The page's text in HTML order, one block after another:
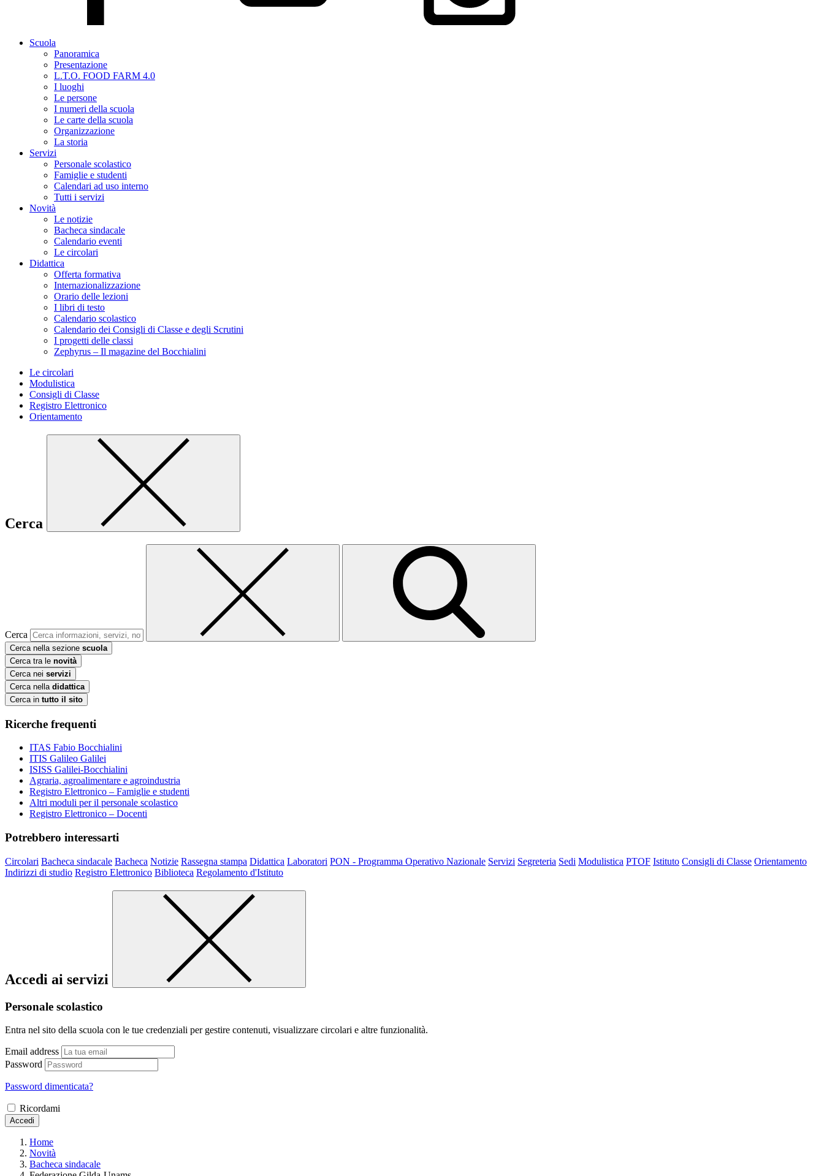
Scuola
Panoramica
Presentazione
L.T.O. FOOD FARM 4.0
I luoghi
Le persone
I numeri della scuola
Le carte della scuola
Organizzazione
La storia
Servizi
Personale scolastico
Famiglie e studenti
Calendari ad uso interno
Tutti i servizi
Novità
Le notizie
Bacheca sindacale
Calendario eventi
Le circolari
Didattica
Offerta formativa
Internazionalizzazione
Orario delle lezioni
I libri di testo
Calendario scolastico
Calendario dei Consigli di Classe e degli Scrutini
I progetti delle classi
Zephyrus – Il magazine del Bocchialini
Le circolari
Modulistica
Consigli di Classe
Registro Elettronico
Orientamento
Cerca
Cerca
Cerca nella sezione scuola
Cerca tra le novità
Cerca nei servizi
Cerca nella didattica
Cerca in tutto il sito
Ricerche frequenti
ITAS Fabio Bocchialini
ITIS Galileo Galilei
ISISS Galilei-Bocchialini
Agraria, agroalimentare e agroindustria
Registro Elettronico – Famiglie e studenti
Altri moduli per il personale scolastico
Registro Elettronico – Docenti
Potrebbero interessarti
Circolari Bacheca sindacale Bacheca Notizie Rassegna stampa Didattica Laboratori PON - Programma Operativo Nazionale Servizi Segreteria Sedi Modulistica PTOF Istituto Consigli di Classe Orientamento
Indirizzi di studio Registro Elettronico Biblioteca Regolamento d'Istituto
Accedi ai servizi
Personale scolastico
Entra nel sito della scuola con le tue credenziali per gestire contenuti, visualizzare circolari e altre funzionalità.
Email address
Password
Password dimenticata?
Ricordami
Accedi
Home
Novità
Bacheca sindacale